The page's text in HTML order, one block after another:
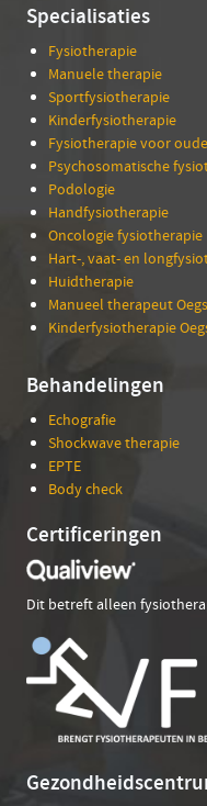
Specialisaties
Fysiotherapie
Manuele therapie
Sportfysiotherapie
Kinderfysiotherapie
Fysiotherapie voor
Psychosomatische
Podologie
Handfysiotherapie
Oncologie fysiotherapie
Hart-, vaat- en
Huidtherapie
Manueel therapeut
Kinderfysiotherapie
Behandelingen
Echografie
Shockwave therapie
EPTE
Body check
Certificeringen
Dit betreft alleen